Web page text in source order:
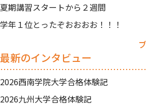
夏期講習スタートから２週間
学年１位とったぞおおおお！！！
最新のインタビュー
2026西南学院大学合格体験記
2026九州大学合格体験記